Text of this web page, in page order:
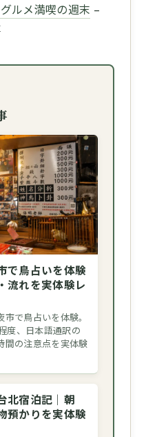
ルメ満喫の週末 –
で鳥占いを体験
流れを実体験レ
で鳥占いを体験。
度、日本語通訳の
間の注意点を実体験
北宿泊記｜朝
預かりを実体験